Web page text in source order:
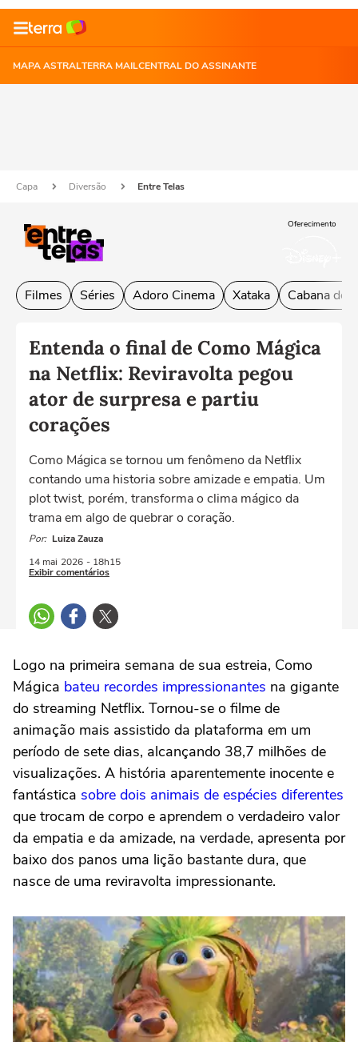
MAPA ASTRALTERRA MAILCENTRAL DO ASSINANTE
Capa Diversão Entre Telas
Oferecimento
Filmes Séries Adoro Cinema Xataka Cabana do
Entenda o final de Como Mágica
na Netflix: Reviravolta pegou
ator de surpresa e partiu
corações
Como Mágica se tornou um fenômeno da Netflix
contando uma historia sobre amizade e empatia. Um
plot twist, porém, transforma o clima mágico da
trama em algo de quebrar o coração.
Por: Luiza Zauza
14 mai 2026 - 18h15
Exibir comentários
Logo na primeira semana de sua estreia, Como
Mágica bateu recordes impressionantes na gigante
do streaming Netflix. Tornou-se o filme de
animação mais assistido da plataforma em um
período de sete dias, alcançando 38,7 milhões de
visualizações. A história aparentemente inocente e
fantástica sobre dois animais de espécies diferentes
que trocam de corpo e aprendem o verdadeiro valor
da empatia e da amizade, na verdade, apresenta por
baixo dos panos uma lição bastante dura, que
nasce de uma reviravolta impressionante.